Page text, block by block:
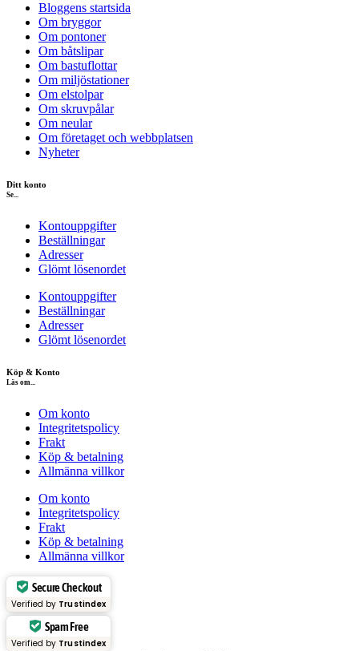
Bloggens startsida
Om bryggor
Om pontoner
Om båtslipar
Om bastuflottar
Om miljöstationer
Om elstolpar
Om skruvpålar
Om neular
Om företaget och webbplatsen
Nyheter
Ditt konto
Se...
Kontouppgifter
Beställningar
Adresser
Glömt lösenordet
Kontouppgifter
Beställningar
Adresser
Glömt lösenordet
Köp & Konto
Läs om...
Om konto
Integritetspolicy
Frakt
Köp & betalning
Allmänna villkor
Om konto
Integritetspolicy
Frakt
Köp & betalning
Allmänna villkor
Secure Checkout
Verified by Trustindex
Spam Free
Verified by Trustindex